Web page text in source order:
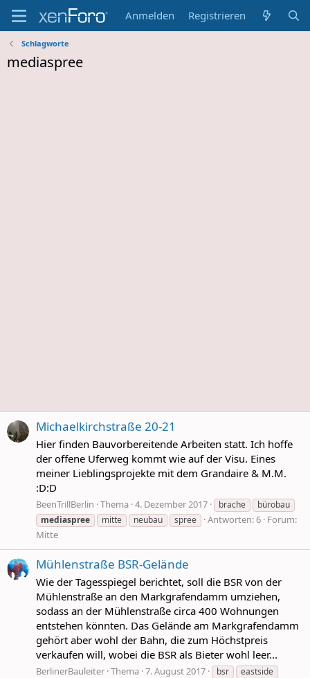
Anmelden Registrieren
Schlagworte
mediaspree
Michaelkirchstraße 20-21
Hier finden Bauvorbereitende Arbeiten statt. Ich hoffe
der offene Uferweg kommt wie auf der Visu. Eines
meiner Lieblingsprojekte mit dem Grandaire & M.M.
:D:D
BeenTrillBerlin Thema 4. Dezember 2017 brache
bürobau
mediaspree
mitte neubau spree Antworten: 6 Forum:
Mitte
Mühlenstraße BSR-Gelände
Wie der Tagesspiegel berichtet, soll die BSR von der
Mühlenstraße an den Markgrafendamm umziehen,
sodass an der Mühlenstraße circa 400 Wohnungen
entstehen könnten. Das Gelände am Markgrafendamm
gehört aber wohl der Bahn, die zum Höchstpreis
verkaufen will, wobei die BSR als Bieter wohl leer...
BerlinerBauleiter Thema 7. August 2017 bsr
eastside